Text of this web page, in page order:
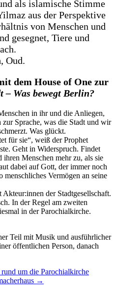
als isla­mische Stimme
aus der Perspek­tive
von Menschen und
gesegnet, Tiere und
Oud.
dem House of One zur
– Was bewegt Berlin?
in ihr und die Anliegen,
Sprache, was die Stadt und wir
Was glückt.
für sie“, weiß der Prophet
Geht in Widerspruch. Findet
Menschen mehr zu, als sie
dabei auf Gott, der immer noch
Vermögen an seine
der Stadtgesellschaft.
In der Regel am zweiten
in der Parochialkirche.
Teil mit Musik und ausführlicher
öffent­lichen Person, danach
um die Parochialkirche
→